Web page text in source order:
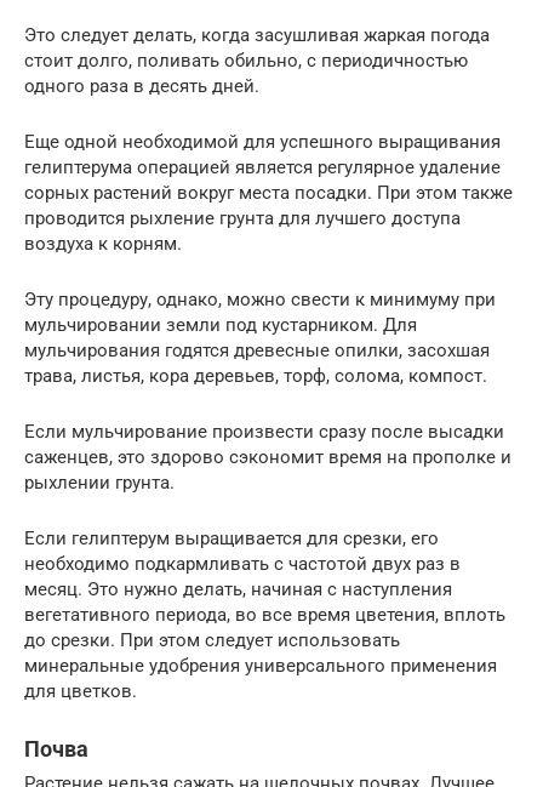
Это следует делать, когда засушливая жаркая погода
стоит долго, поливать обильно, с периодичностью
одного раза в десять дней.
Еще одной необходимой для успешного выращивания
гелиптерума операцией является регулярное удаление
сорных растений вокруг места посадки. При этом также
проводится рыхление грунта для лучшего доступа
воздуха к корням.
Эту процедуру, однако, можно свести к минимуму при
мульчировании земли под кустарником. Для
мульчирования годятся древесные опилки, засохшая
трава, листья, кора деревьев, торф, солома, компост.
Если мульчирование произвести сразу после высадки
саженцев, это здорово сэкономит время на прополке и
рыхлении грунта.
Если гелиптерум выращивается для срезки, его
необходимо подкармливать с частотой двух раз в
месяц. Это нужно делать, начиная с наступления
вегетативного периода, во все время цветения, вплоть
до срезки. При этом следует использовать
минеральные удобрения универсального применения
для цветков.
Почва